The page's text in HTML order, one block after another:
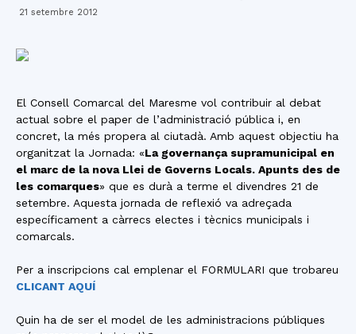
21 setembre 2012
El Consell Comarcal del Maresme vol contribuir al debat
actual sobre el paper de l’administració pública i, en
concret, la més propera al ciutadà. Amb aquest objectiu ha
organitzat la Jornada: «La governança supramunicipal en
el marc de la nova Llei de Governs Locals. Apunts des de
les comarques» que es durà a terme el divendres 21 de
setembre. Aquesta jornada de reflexió va adreçada
específicament a càrrecs electes i tècnics municipals i
comarcals.
Per a inscripcions cal emplenar el FORMULARI que trobareu
CLICANT AQUÍ
Quin ha de ser el model de les administracions públiques